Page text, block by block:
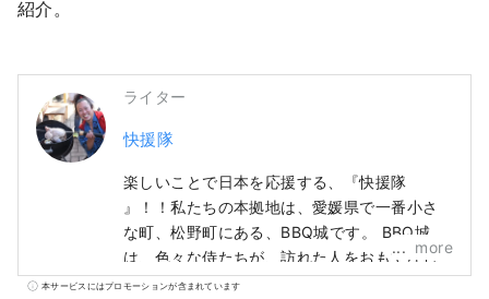
紹介。
ライター
快援隊
楽しいことで日本を応援する、『快援隊
』！！私たちの本拠地は、愛媛県で一番小さ
な町、松野町にある、BBQ城です。 BBQ城で
は、色々な侍たちが、訪れた人をおもてなし
してくれます。 長男:インディアン侍 次
more
本サービスにはプロモーションが含まれています